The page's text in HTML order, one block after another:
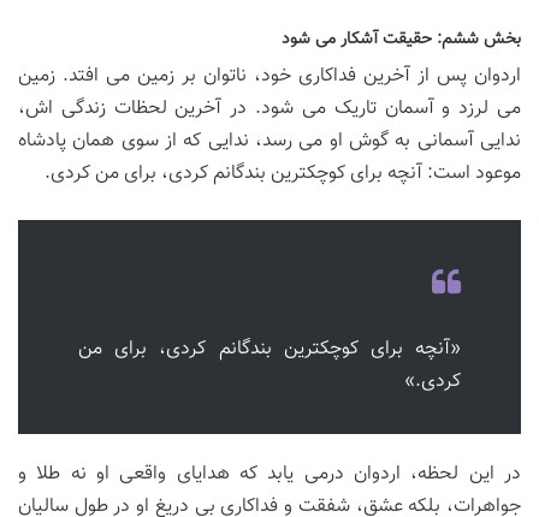
بخش ششم: حقیقت آشکار می شود
اردوان پس از آخرین فداکاری خود، ناتوان بر زمین می افتد. زمین
می لرزد و آسمان تاریک می شود. در آخرین لحظات زندگی اش،
ندایی آسمانی به گوش او می رسد، ندایی که از سوی همان پادشاه
موعود است: آنچه برای کوچکترین بندگانم کردی، برای من کردی.
«آنچه برای کوچکترین بندگانم کردی، برای من
کردی.»
در این لحظه، اردوان درمی یابد که هدایای واقعی او نه طلا و
جواهرات، بلکه عشق، شفقت و فداکاری بی دریغ او در طول سالیان